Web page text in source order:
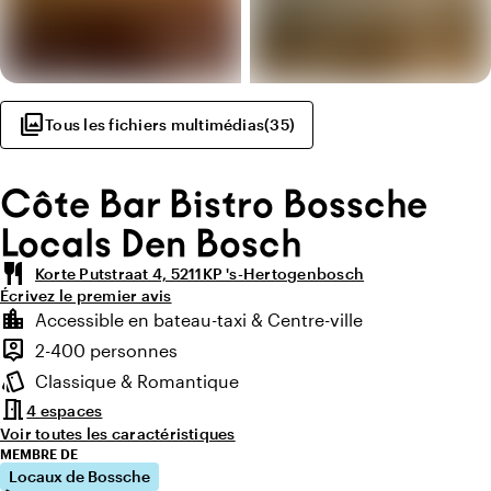
photo_libraryTous les fichiers multimédias(35)
Côte Bar Bistro Bossche
Locals Den Bosch
restaurant
Korte Putstraat 4, 5211KP 's-Hertogenbosch
Écrivez le premier avis
Points forts
location_city
Environnement
Accessible en bateau-taxi & Centre-ville
person_pin
Capacité
2-400 personnes
style
Ambiance
Classique & Romantique
meeting_room4 espaces
Voir toutes les caractéristiques
MEMBRE DE
Locaux de Bossche